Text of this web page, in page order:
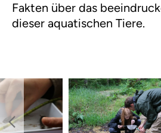
Fakten über das
dieser aquatischen Tiere.